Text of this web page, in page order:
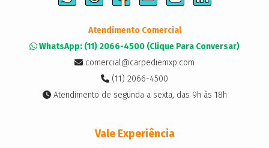
Vale Experiência
Atendimento Comercial
WhatsApp: (11) 2066-4500 (Clique Para Conversar)
comercial@carpediemxp.com
(11) 2066-4500
Atendimento de segunda a sexta, das 9h às 18h